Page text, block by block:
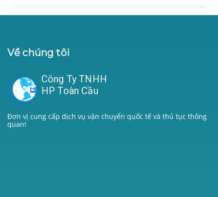
Về chúng tôi
Công Ty TNHH
HP Toàn Cầu
Đơn vị cung cấp dịch vụ vận chuyển quốc tế và thủ tục thông
quan!